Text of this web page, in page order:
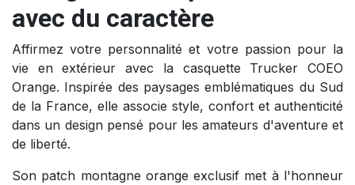
avec du caractère
Affirmez votre personnalité et votre passion pour la
vie en extérieur avec la casquette Trucker COEO
Orange. Inspirée des paysages emblématiques du Sud
de la France, elle associe style, confort et authenticité
dans un design pensé pour les amateurs d'aventure et
de liberté.
Son patch montagne orange exclusif met à l'honneur